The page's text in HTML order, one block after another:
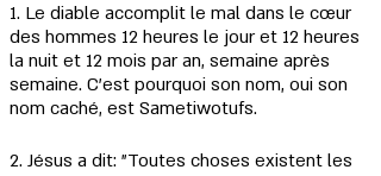
1. Le diable accomplit le mal dans le cœur
des hommes 12 heures le jour et 12 heures
la nuit et 12 mois par an, semaine après
semaine. C'est pourquoi son nom, oui son
nom caché, est Sametiwotufs.
2. Jésus a dit: "Toutes choses existent les